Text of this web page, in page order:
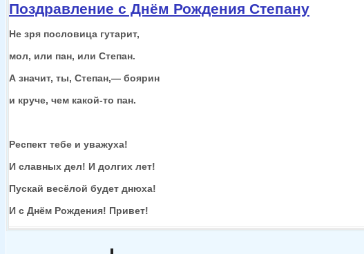
Поздравление с Днём Рождения Степану
Не зря пословица гутарит,
мол, или пан, или Степан.
А значит, ты, Степан,— боярин
и круче, чем какой-то пан.
Респект тебе и уважуха!
И славных дел! И долгих лет!
Пускай весёлой будет днюха!
И с Днём Рождения! Привет!